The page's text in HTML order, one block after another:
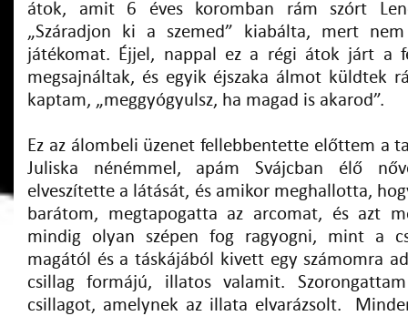
átok, amit 6 éves koromban rám szórt
„Száradjon ki a szemed” kiabálta, mert
játékomat. Éjjel, nappal ez a régi átok járt a
megsajnáltak, és egyik éjszaka álmot küldtek
kaptam, „meggyógyulsz, ha magad is akarod”.
Ez az álombeli üzenet fellebbentette előttem a
Juliska nénémmel, apám Svájcban élő
elveszítette a látását, és amikor meghallotta,
barátom, megtapogatta az arcomat, és azt
mindig olyan szépen fog ragyogni, mint a
magától és a táskájából kivett egy számomra
csillag formájú, illatos valamit.
csillagot, amelynek az illata elvarázsolt.